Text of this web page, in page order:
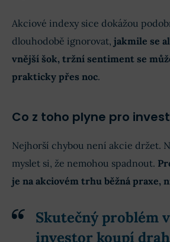
Akciové indexy sice dokážou
dlouhodobě ignorovat, jakmile se
vnější šok, tržní sentiment se
prakticky přes noc.
Co z toho plyne pro
Nejhorší chybou není akcie držet.
myslet si, že nemohou spadnout.
je na akciovém trhu běžná praxe,
Skutečný problém
investor koupí